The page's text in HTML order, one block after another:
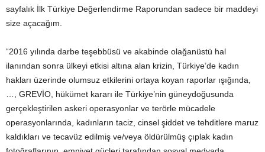
sayfalık İlk Türkiye Değerlendirme Raporundan sadece bir maddeyi
size açacağım.
“2016 yılında darbe teşebbüsü ve akabinde olağanüstü hal
ilanından sonra ülkeyi etkisi altına alan krizin, Türkiye’de kadın
hakları üzerinde olumsuz etkilerini ortaya koyan raporlar ışığında,
…, GREVİO, hükümet kararı ile Türkiye’nin güneydoğusunda
gerçekleştirilen askeri operasyonlar ve terörle mücadele
operasyonlarında, kadınların taciz, cinsel şiddet ve tehditlere maruz
kaldıkları ve tecavüz edilmiş ve/veya öldürülmüş çıplak kadın